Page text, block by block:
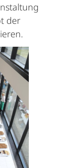
der